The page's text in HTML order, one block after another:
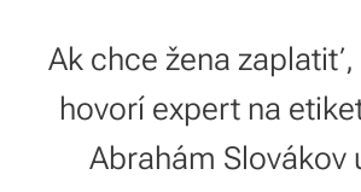
Ak chce žena zaplatiť,
hovorí expert na
Abrahám Slovákov